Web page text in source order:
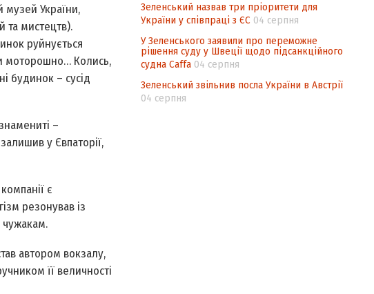
музей України,
та мистецтв).
руйнується
моторошно… Колись,
будинок – сусід
–
у Євпаторії,
є
резонував із
автором вокзалу,
її величності
Зеленський назвав три пріоритети для
України у співпраці з ЄС 04 серпня
У Зеленського заявили про переможне
рішення суду у Швеції щодо підсанкційного
судна Caffa 04 серпня
Зеленський звільнив посла України в Австрії
04 серпня